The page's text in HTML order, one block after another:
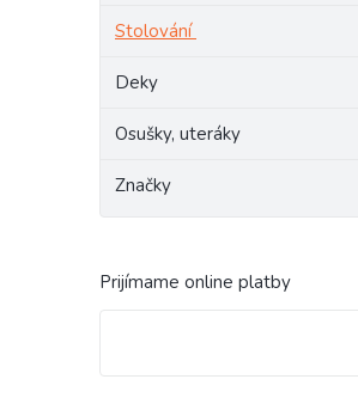
Stolování
Deky
Osušky, uteráky
Značky
Prijímame online platby